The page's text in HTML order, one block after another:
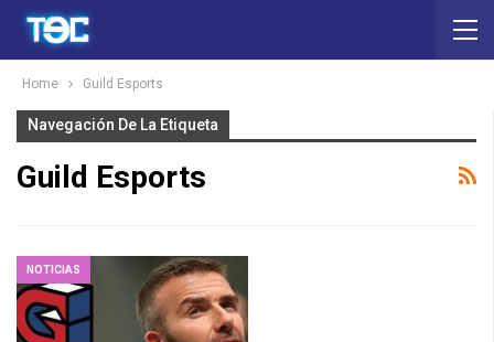
Home Guild Esports
Navegación De La Etiqueta
Guild Esports
NOTICIAS